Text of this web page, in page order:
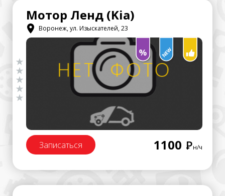
Мотор Ленд (Kia)
Воронеж, ул. Изыскателей, 23
Записаться 1100 Рн/ч